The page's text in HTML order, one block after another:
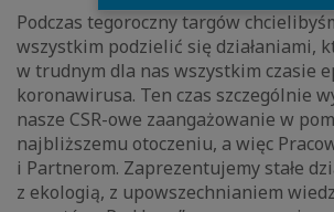
Podczas tegoroczny targów
wszystkim podzielić się działaniami,
w trudnym dla nas wszystkim czasie
koronawirusa. Ten czas szczególnie
nasze CSR-owe zaangażowanie w
najbliższemu otoczeniu, a więc
i Partnerom. Zaprezentujemy stałe
z ekologią, z upowszechnianiem